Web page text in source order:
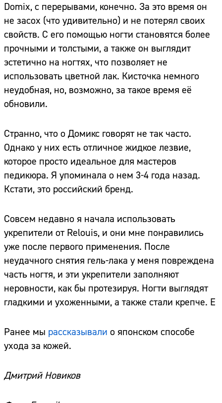
Domix, с перерывами, конечно. За это время он
не засох (что удивительно) и не потерял своих
свойств. С его помощью ногти становятся более
прочными и толстыми, а также он выглядит
эстетично на ногтях, что позволяет не
использовать цветной лак. Кисточка немного
неудобная, но, возможно, за такое время её
обновили.
Странно, что о Домикс говорят не так часто.
Однако у них есть отличное жидкое лезвие,
которое просто идеальное для мастеров
педикюра. Я упоминала о нем 3-4 года назад.
Кстати, это российский бренд.
Совсем недавно я начала использовать
укрепители от Relouis, и они мне понравились
уже после первого применения. После
неудачного снятия гель-лака у меня повреждена
часть ногтя, и эти укрепители заполняют
неровности, как бы протезируя. Ногти выглядят
гладкими и ухоженными, а также стали крепче. Е
Ранее мы рассказывали о японском способе
ухода за кожей.
Дмитрий Новиков